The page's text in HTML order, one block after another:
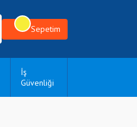
Sepetim
İş
Güvenliği